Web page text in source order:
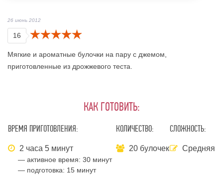
26 июнь 2012
16
Мягкие и ароматные булочки на пару с джемом,
приготовленные из дрожжевого теста.
КАК ГОТОВИТЬ:
ВРЕМЯ ПРИГОТОВЛЕНИЯ:
2 часа 5 минут
— активное время: 30 минут
— подготовка: 15 минут
КОЛИЧЕСТВО:
20 булочек
СЛОЖНОСТЬ:
Средняя